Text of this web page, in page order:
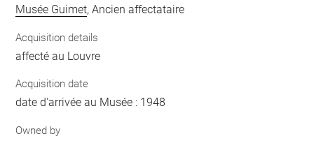
Musée Guimet, Ancien affectataire
Acquisition details
affecté au Louvre
Acquisition date
date d'arrivée au Musée : 1948
Owned by